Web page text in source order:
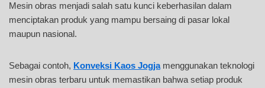
Mesin obras menjadi salah satu kunci keberhasilan dalam
menciptakan produk yang mampu bersaing di pasar lokal
maupun nasional.
Sebagai contoh, Konveksi Kaos Jogjamenggunakan teknologi
mesin obras terbaru untuk memastikan bahwa setiap produk